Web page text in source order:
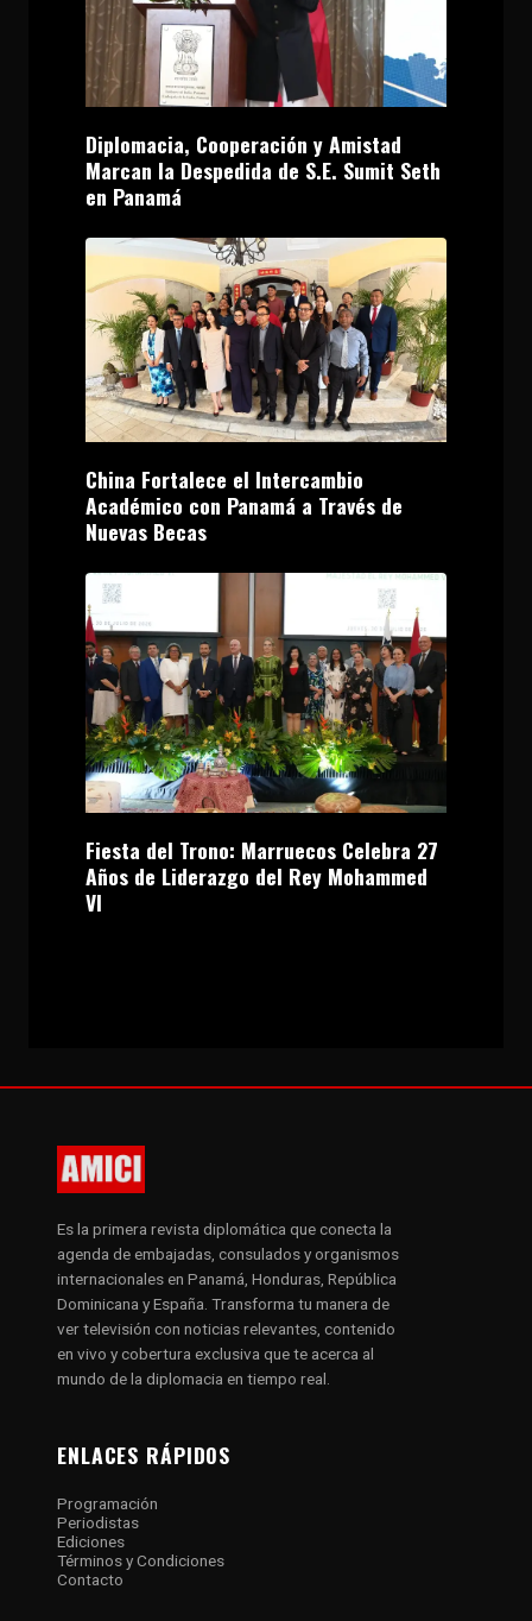
Diplomacia, Cooperación y Amistad
Marcan la Despedida de S.E. Sumit Seth
en Panamá
China Fortalece el Intercambio
Académico con Panamá a Través de
Nuevas Becas
Fiesta del Trono: Marruecos Celebra 27
Años de Liderazgo del Rey Mohammed
VI
Es la primera revista diplomática que conecta la
agenda de embajadas, consulados y organismos
internacionales en Panamá, Honduras, República
Dominicana y España. Transforma tu manera de
ver televisión con noticias relevantes, contenido
en vivo y cobertura exclusiva que te acerca al
mundo de la diplomacia en tiempo real.
ENLACES RÁPIDOS
Programación
Periodistas
Ediciones
Términos y Condiciones
Contacto